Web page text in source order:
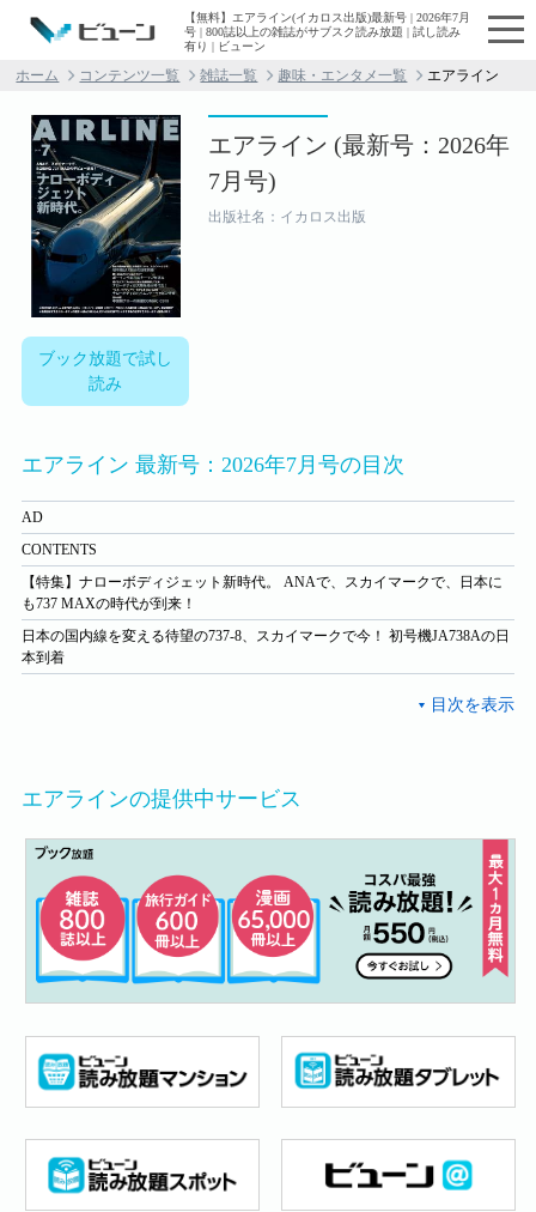
【無料】エアライン(イカロス出版)最新号 | 2026年7月
号 | 800誌以上の雑誌がサブスク読み放題 | 試し読み
有り | ビューン
ホーム コンテンツ一覧 雑誌一覧 趣味・エンタメ一覧 エアライン
ブック放題で試し
読み
エアライン (最新号：2026年
7月号)
出版社名：イカロス出版
エアライン 最新号：2026年7月号の目次
AD
CONTENTS
【特集】ナローボディジェット新時代。 ANAで、スカイマークで、日本に
も737 MAXの時代が到来！
日本の国内線を変える待望の737-8、スカイマークで今！ 初号機JA738Aの日
本到着
エアラインの提供中サービス